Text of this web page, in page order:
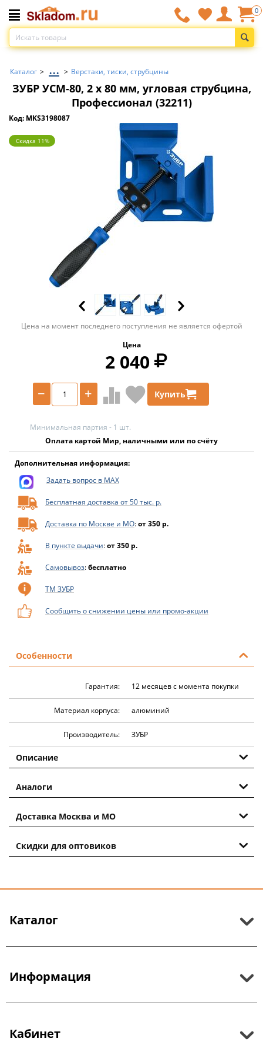
0
Каталог > ... > Верстаки, тиски, струбцины
ЗУБР УСМ-80, 2 х 80 мм, угловая струбцина,
Профессионал (32211)
Код: MKS3198087
Скидка 11%
Цена на момент последнего поступления не является офертой
Цена
2 040
+
− Купить
Минимальная партия - 1 шт.
Оплата картой Мир, наличными или по счёту
Дополнительная информация:
Задать вопрос в MAX
Бесплатная доставка от 50 тыс. р.
Доставка по Москве и МО:от 350 р.
В пункте выдачи:от 350 р.
Самовывоз:бесплатно
ТМ ЗУБР
Сообщить о снижении цены или промо-акции
Особенности
Гарантия: 12 месяцев с момента покупки
Материал корпуса: алюминий
Производитель: ЗУБР
Описание
Аналоги
Доставка Москва и МО
Скидки для оптовиков
Каталог
Информация
Кабинет